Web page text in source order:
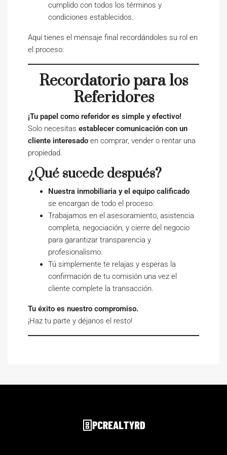
cumplido con todos los términos y
condiciones establecidos.
Aquí tienes el mensaje final recordándoles su rol en
el proceso:
Recordatorio para los
Referidores
¡Tu papel como referidor es simple y efectivo!
Solo necesitas establecer comunicación con un
cliente interesado en comprar, vender o rentar una
propiedad.
¿Qué sucede después?
Nuestra inmobiliaria y el equipo calificado
se encargan de todo el proceso.
Trabajamos en el asesoramiento, asistencia
completa, negociación, y cierre del negocio
para garantizar transparencia y
profesionalismo.
Tú simplemente te relajas y esperas la
confirmación de tu comisión una vez el
cliente complete la transacción.
Tu éxito es nuestro compromiso.
¡Haz tu parte y déjanos el resto!